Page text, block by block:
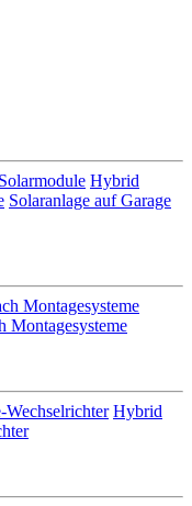
Solarmodule Hybrid
Solaranlage auf Garage
Montagesysteme
Montagesysteme
Wechselrichter Hybrid